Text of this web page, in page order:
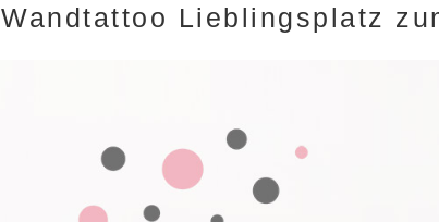
Wandtattoo Lieblingsplatz